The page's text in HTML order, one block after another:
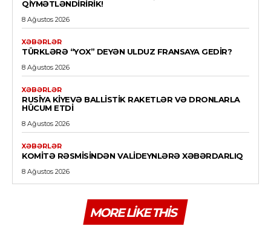
QIYMƏTLƏNDIRIRIK!
8 Ağustos 2026
XƏBƏRLƏR
TÜRKLƏRƏ “YOX” DEYƏN ULDUZ FRANSAYA GEDIR?
8 Ağustos 2026
XƏBƏRLƏR
RUSIYA KIYEVƏ BALLISTIK RAKETLƏR VƏ DRONLARLA
HÜCUM ETDI
8 Ağustos 2026
XƏBƏRLƏR
KOMITƏ RƏSMISINDƏN VALIDEYNLƏRƏ XƏBƏRDARLIQ
8 Ağustos 2026
MORE LIKE THIS